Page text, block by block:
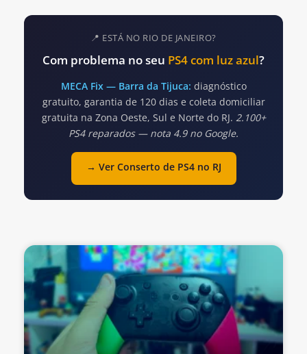
📍 ESTÁ NO RIO DE JANEIRO?
Com problema no seu PS4 com luz azul?
MECA Fix — Barra da Tijuca: diagnóstico
gratuito, garantia de 120 dias e coleta domiciliar
gratuita na Zona Oeste, Sul e Norte do RJ. 2.100+
PS4 reparados — nota 4.9 no Google.
→ Ver Conserto de PS4 no RJ